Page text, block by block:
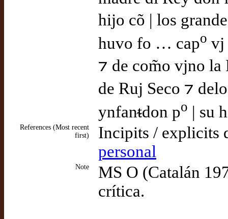
hijo cõ | los
huvo fo … capo vj
⁊ de com̃o vjno la
de Ruj Seco ⁊
ynfanᵵdon po | su
References (Most recent
first)
Incipits / explicits
personal
Note
MS O (Catalán
crítica.